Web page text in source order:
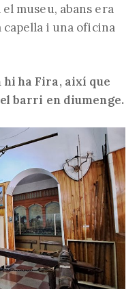
museu, abans era
i una oficina
hi ha Fira, així que
barri en diumenge.